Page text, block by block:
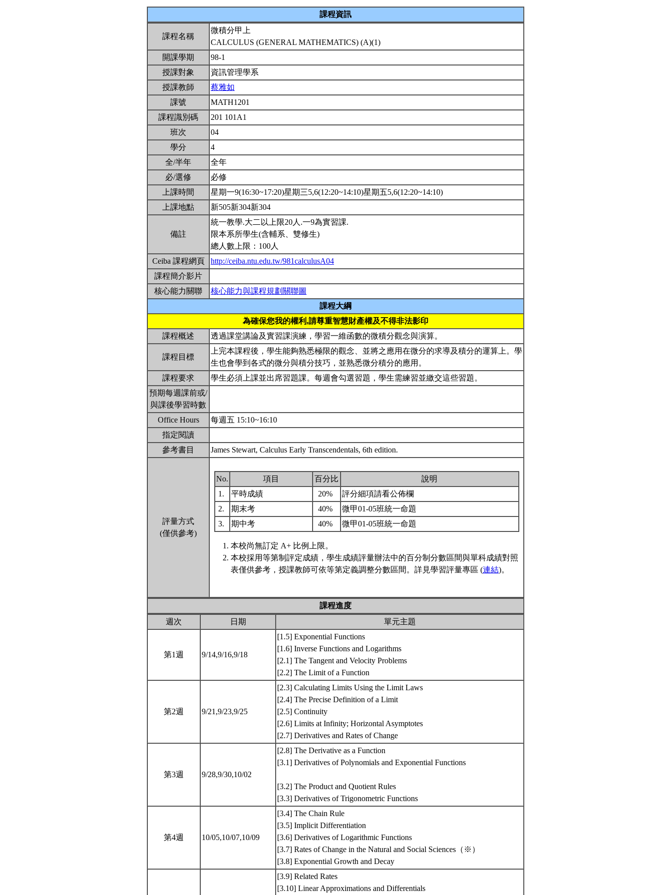
課程資訊
課程名稱
微積分甲上
CALCULUS (GENERAL MATHEMATICS) (A)(1)
開課學期
98-1
授課對象
資訊管理學系
授課教師
蔡雅如
課號
MATH1201
課程識別碼
201 101A1
班次
04
學分
4
全/半年
全年
必/選修
必修
上課時間
星期一9(16:30~17:20)星期三5,6(12:20~14:10)星期五5,6(12:20~14:10)
上課地點
新505新304新304
備註
統一教學.大二以上限20人.一9為實習課.
限本系所學生(含輔系、雙修生)
總人數上限：100人
Ceiba 課程網頁
http://ceiba.ntu.edu.tw/981calculusA04
課程簡介影片
核心能力關聯
核心能力與課程規劃關聯圖
課程大綱
為確保您我的權利,請尊重智慧財產權及不得非法影印
課程概述
透過課堂講論及實習課演練，學習一維函數的微積分觀念與演算。
課程目標
上完本課程後，學生能夠熟悉極限的觀念、並將之應用在微分的求導及積分的運算上。學
生也會學到各式的微分與積分技巧，並熟悉微分積分的應用。
課程要求
學生必須上課並出席習題課。每週會勾選習題，學生需練習並繳交這些習題。
預期每週課前或/
與課後學習時數
Office Hours
每週五 15:10~16:10
指定閱讀
參考書目
James Stewart, Calculus Early Transcendentals, 6th edition.
評量方式
(僅供參考)
No. 項目 百分比
說明
1.
平時成績 20%
評分細項請看公佈欄
2.
期末考 40%
微甲01-05班統一命題
3.
期中考 40% 微甲01-05班統一命題
本校尚無訂定 A+ 比例上限。
本校採用等第制評定成績，學生成績評量辦法中的百分制分數區間與單科成績對照
表僅供參考，授課教師可依等第定義調整分數區間。詳見學習評量專區 (連結)。
課程進度
週次
日期 單元主題
第1週 9/14,9/16,9/18
[1.5] Exponential Functions
[1.6] Inverse Functions and Logarithms
[2.1] The Tangent and Velocity Problems
[2.2] The Limit of a Function
第2週 9/21,9/23,9/25
[2.3] Calculating Limits Using the Limit Laws
[2.4] The Precise Definition of a Limit
[2.5] Continuity
[2.6] Limits at Infinity; Horizontal Asymptotes
[2.7] Derivatives and Rates of Change
第3週 9/28,9/30,10/02
[2.8] The Derivative as a Function
[3.1] Derivatives of Polynomials and Exponential Functions
[3.2] The Product and Quotient Rules
[3.3] Derivatives of Trigonometric Functions
第4週 10/05,10/07,10/09
[3.4] The Chain Rule
[3.5] Implicit Differentiation
[3.6] Derivatives of Logarithmic Functions
[3.7] Rates of Change in the Natural and Social Sciences（※）
[3.8] Exponential Growth and Decay
[3.9] Related Rates
[3.10] Linear Approximations and Differentials